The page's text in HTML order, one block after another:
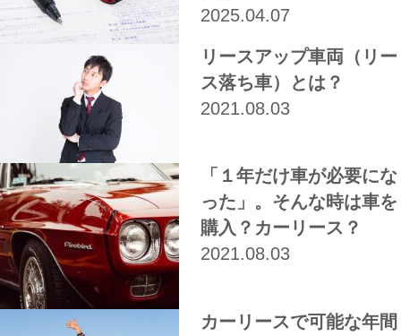
2025.04.07
リースアップ車両（リー
ス落ち車）とは？
2021.08.03
「１年だけ車が必要にな
った」。そんな時は車を
購入？カーリース？
2021.08.03
カーリースで可能な年間